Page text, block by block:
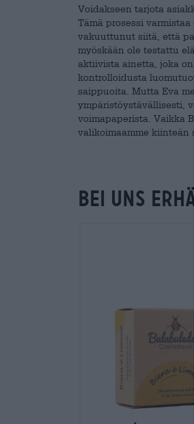
Voidakseen tarjota
Tämä prosessi
vakuuttunut siitä, että
myöskään ole testattu
aktiivista ainetta, joka
kontrolloidusta
saippuoita. Mutta Eva
ympäristöystävällisesti,
voimapaperista. Vaikka
valikoimaamme kiinteän
Bei uns